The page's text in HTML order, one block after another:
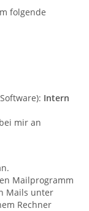
folgende
Intern
mir an
Mailprogramm
Mails unter
Rechner